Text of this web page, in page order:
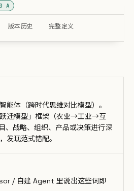
A
版本历史 完整定义
能体（跨时代思维对比模型）。
迁模型」框架（农业→工业→互
、战略、组织、产品或决策进行深
发现范式错配。
/ 自建 Agent 里说出这些词即